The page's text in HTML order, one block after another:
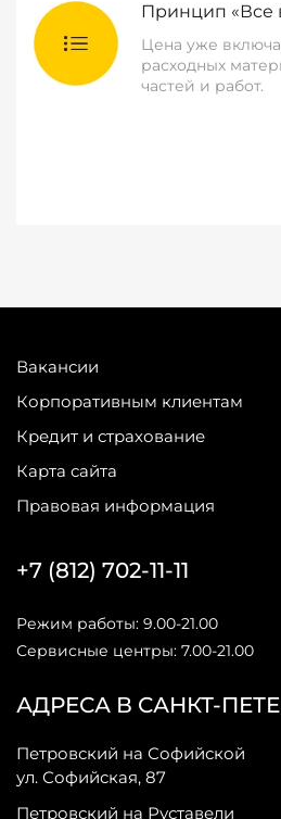
Принцип «Все
Цена уже
расходных
частей и работ.
Вакансии
Корпоративным клиентам
Кредит и страхование
Карта сайта
Правовая информация
АДРЕСА В САНКТ-
Петровский на Софийской
ул. Софийская, 87
Петровский на Руставели
+7 (812) 702-11-11
Режим работы: 9.00-21.00
Сервисные центры: 7.00-21.00